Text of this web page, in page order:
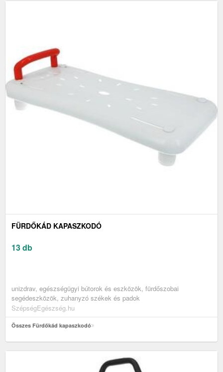
FÜRDŐKÁD KAPASZKODÓ
13 db
unizdrav, egészségügyi bútorok és eszközök, fürdőszobai
segédeszközök, zuhanyzó székek és padok
SzépségEgészség.hu
Összes Fürdőkád kapaszkodó